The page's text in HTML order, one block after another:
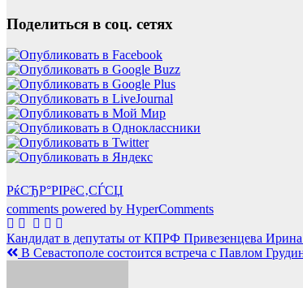
Поделиться в соц. сетях
РќСЂР°РІРёС‚СЃСЏ
comments powered by HyperComments
Навигация
по
Кандидат в депутаты от КПРФ Привезенцева Ирина
В Севастополе состоится встреча с Павлом